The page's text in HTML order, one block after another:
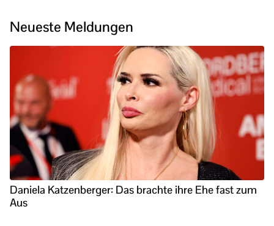
Neueste Meldungen
Daniela Katzenberger: Das brachte ihre Ehe fast zum
Aus